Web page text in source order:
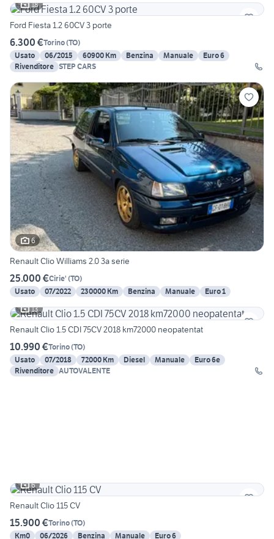
18
Ford Fiesta 1.2 60CV 3 porte
6.300 €Torino(TO)
Usato
06/2015 60900 Km Benzina Manuale
Euro 6
Rivenditore STEP CARS
6
Renault Clio Williams 2.0 3a serie
25.000 €Cirie' (TO)
Usato
07/2022 230000 Km Benzina Manuale
Euro 1
13
Renault Clio 1.5 CDI 75CV 2018 km72000 neopatentat
10.990 €Torino(TO)
Usato
07/2018 72000 Km Diesel Manuale
Euro 6e
Rivenditore AUTOVALENTE
6
Renault Clio 115 CV
15.900 €Torino(TO)
Km0
06/2026 Benzina Manuale
Euro 6